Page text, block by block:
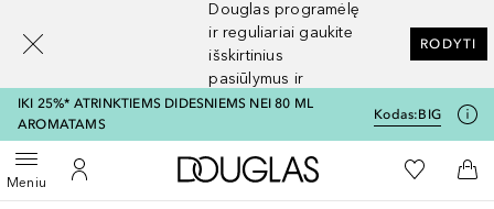
Douglas programėlę
ir reguliariai gaukite
išskirtinius
pasiūlymus ir
nuolaidas
RODYTI
IKI 25%* ATRINKTIEMS DIDESNIEMS NEI 80 ML
AROMATAMS
Kodas:BIG
MeniuAtidaryti meniuĮ mano paskyrą
Į Douglas pagrindinį
Į mano
Į
Grįžk atgal
Vykdykite paiešką
[navigation.slideout.screenreader]